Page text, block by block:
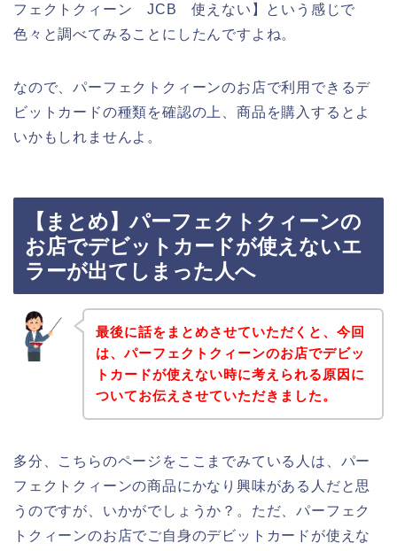
フェクトクィーン JCB 使えない】という感じで
色々と調べてみることにしたんですよね。
なので、パーフェクトクィーンのお店で利用できるデ
ビットカードの種類を確認の上、商品を購入するとよ
いかもしれませんよ。
【まとめ】パーフェクトクィーンの
お店でデビットカードが使えないエ
ラーが出てしまった人へ
最後に話をまとめさせていただくと、今回
は、パーフェクトクィーンのお店でデビッ
トカードが使えない時に考えられる原因に
ついてお伝えさせていただきました。
多分、こちらのページをここまでみている人は、パー
フェクトクィーンの商品にかなり興味がある人だと思
うのですが、いかがでしょうか？。ただ、パーフェク
トクィーンのお店でご自身のデビットカードが使えな